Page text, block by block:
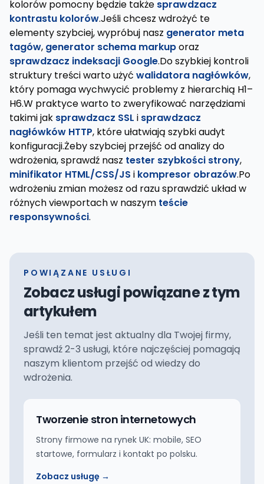
kolorów pomocny będzie także sprawdzacz
kontrastu kolorów.Jeśli chcesz wdrożyć te
elementy szybciej, wypróbuj nasz generator meta
tagów, generator schema markuporaz
sprawdzacz indeksacji Google.Do szybkiej kontroli
struktury treści warto użyć walidatora nagłówków,
który pomaga wychwycić problemy z hierarchią H1–
H6.W praktyce warto to zweryfikować narzędziami
takimi jak sprawdzacz SSL i sprawdzacz
nagłówków HTTP, które ułatwiają szybki audyt
konfiguracji.Żeby szybciej przejść od analizy do
wdrożenia, sprawdź nasz tester szybkości strony,
minifikator HTML/CSS/JS i kompresor obrazów.Po
wdrożeniu zmian możesz od razu sprawdzić układ w
różnych viewportach w naszym teście
responsywności.
POWIĄZANE USŁUGI
Zobacz usługi powiązane z tym
artykułem
Jeśli ten temat jest aktualny dla Twojej firmy,
sprawdź 2-3 usługi, które najczęściej pomagają
naszym klientom przejść od wiedzy do
wdrożenia.
Tworzenie stron internetowych
Strony firmowe na rynek UK: mobile, SEO
startowe, formularz i kontakt po polsku.
Zobacz usługę →